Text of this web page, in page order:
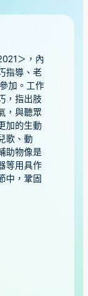
＞，內
指導、老
加。工作
，指出肢
，與聽眾
加的生動
歌、動
助物像是
等用具作
中，鞏固